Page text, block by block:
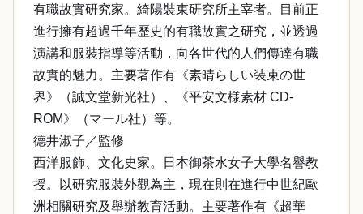
有職故實研究家。綺陽裝束研究所主宰者。目前正
進行擁有超過千年歷史的有職故實之研究，並透過
演講和服裝指導等活動，向各世代的人們傳達有職
故實的魅力。主要著作有《素晴らしい装束の世
界》（誠文堂新光社）、《平安文様素材 CD-
ROM》（マール社）等。
德井淑子／監修
西洋服飾、文化史家。日本御茶水女子大學名譽教
授。以研究服裝外觀為主，現在則在進行中世紀歐
洲相關研究及舉辦教育活動。主要著作有《超華